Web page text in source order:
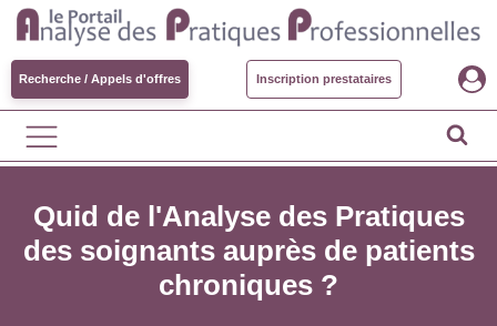
Recherche / Appels d'offres Inscription prestataires
Quid de l'Analyse des Pratiques
des soignants auprès de patients
chroniques ?